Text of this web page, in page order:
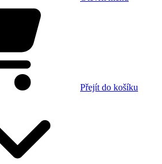
Přejít do košíku